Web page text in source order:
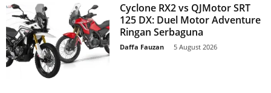
Cyclone RX2 vs QJMotor SRT
125 DX: Duel Motor Adventure
Ringan Serbaguna
Daffa Fauzan 5 August 2026